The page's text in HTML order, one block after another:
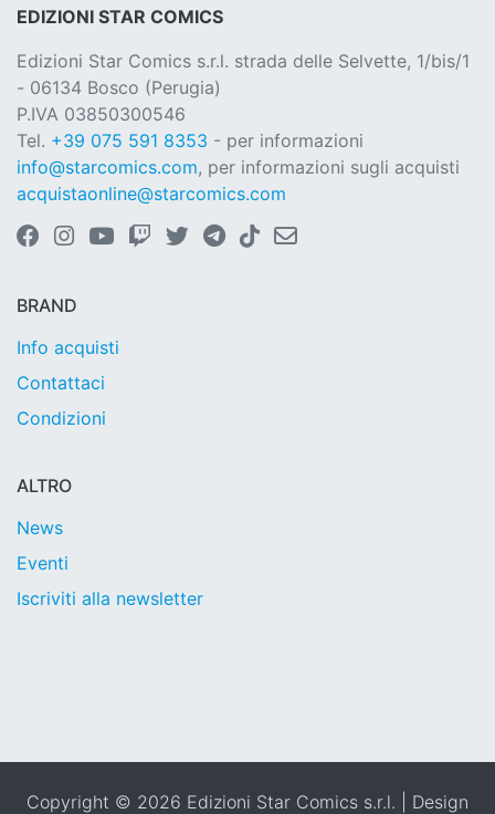
EDIZIONI STAR COMICS
Edizioni Star Comics s.r.l. strada delle Selvette, 1/bis/1
- 06134 Bosco (Perugia)
P.IVA 03850300546
Tel. +39 075 591 8353 - per informazioni
info@starcomics.com, per informazioni sugli acquisti
acquistaonline@starcomics.com
BRAND
Info acquisti
Contattaci
Condizioni
ALTRO
News
Eventi
Iscriviti alla newsletter
Copyright © 2026 Edizioni Star Comics s.r.l. | Design